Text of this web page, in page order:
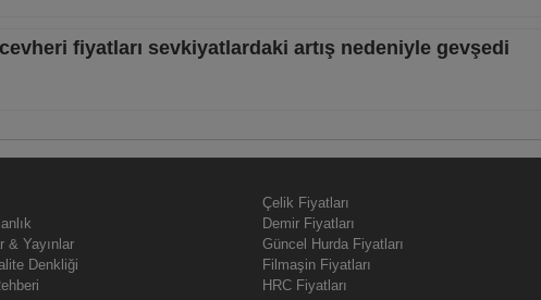
fiyatları sevkiyatlardaki artış nedeniyle gevşedi
& Yayınlar
Denkliği
Çelik Fiyatları
Demir Fiyatları
Güncel Hurda Fiyatları
Filmaşin Fiyatları
HRC Fiyatları